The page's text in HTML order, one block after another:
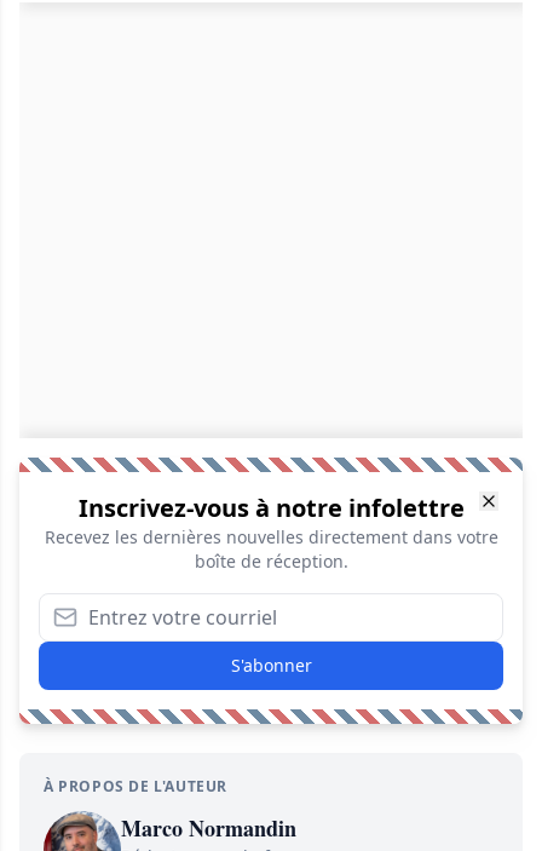
Inscrivez-vous à notre infolettre
Recevez les dernières nouvelles directement dans votre
boîte de réception.
S'abonner
À PROPOS DE L'AUTEUR
Marco Normandin